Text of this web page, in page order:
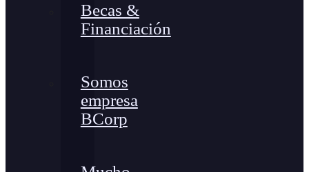
Becas &
Financiación
Somos
empresa
BCorp